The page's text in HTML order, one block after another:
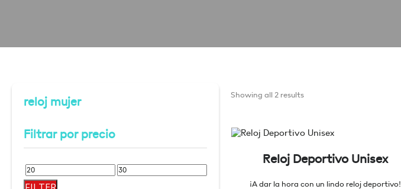
reloj mujer
Filtrar por precio
Min
Max
Showing all 2 results
Reloj Deportivo Unisex
¡A dar la hora con un lindo reloj deportivo!